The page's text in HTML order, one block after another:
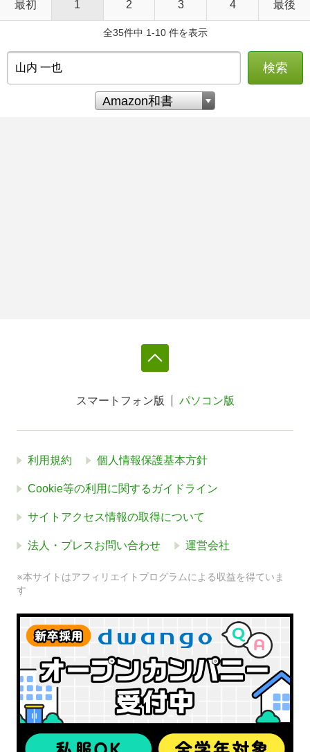
最初 1 2 3 4 最後
全35件中 1-10 件を表示
検索
スマートフォン版 パソコン版
利用規約 個人情報保護基本方針
Cookie等の利用に関するガイドライン
サイトアクセス情報の取得について
法人・プレスお問い合わせ 運営会社
※本サイトはアフィリエイトプログラムによる収益を得ていま
す